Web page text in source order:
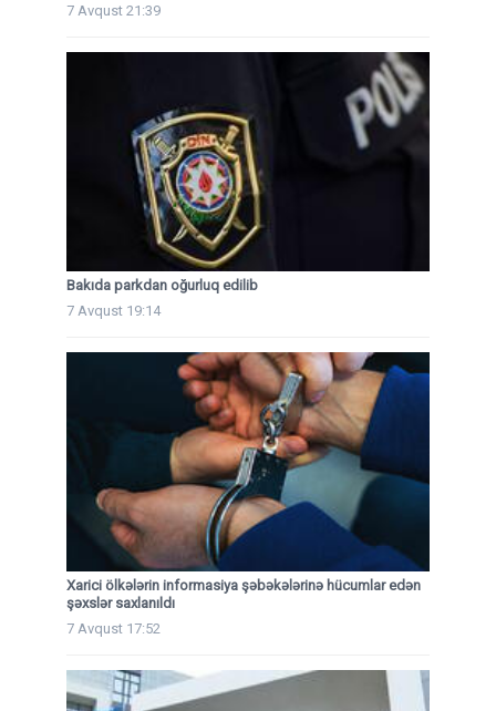
7 Avqust 21:39
Bakıda parkdan oğurluq edilib
7 Avqust 19:14
Xarici ölkələrin informasiya şəbəkələrinə hücumlar edən
şəxslər saxlanıldı
7 Avqust 17:52